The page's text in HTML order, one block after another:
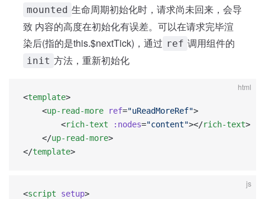
mounted 生命周期初始化时，请求尚未回来，会导
致 内容的高度在初始化有误差。可以在请求完毕渲
染后(指的是this.$nextTick)，通过 ref 调用组件的
init 方法，重新初始化
html
<template>
	<
up-read-more ref="uReadMoreRef">
        <
rich-text :nodes="content"></rich-text>
	</
up-read-more>
</template>
js
<script setup>